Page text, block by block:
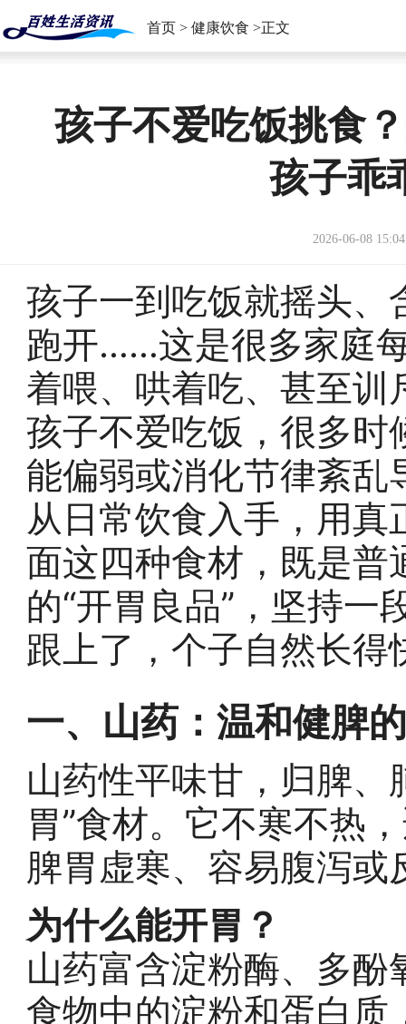
首页 > 健康饮食 >正文
孩子不爱吃饭挑食
孩子乖
2026-06-08
孩子一到吃饭就摇头
跑开……这是很多家庭
着喂、哄着吃、甚至
孩子不爱吃饭，很多
能偏弱或消化节律紊
从日常饮食入手，用
面这四种食材，既是
的“开胃良品”，坚持一
跟上了，个子自然长得
一、山药：温和健脾
山药性平味甘，归脾、
胃”食材。它不寒不热
脾胃虚寒、容易腹泻
为什么能开胃？
山药富含淀粉酶、多
食物中的淀粉和蛋白